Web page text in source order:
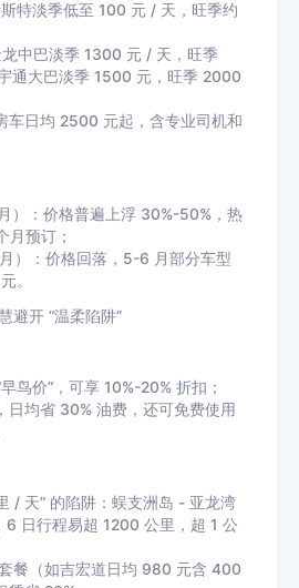
特淡季低至 100 元 / 天，旺季约
中巴淡季 1300 元 / 天，旺季
通大巴淡季 1500 元，旺季 2000
车日均 2500 元起，含专业司机和
）：价格普遍上浮 30%-50%，热
月预订；
）：价格回落，5-6 月部分车型
。
避开 “温柔陷阱”
鸟价”，可享 10%-20% 折扣；
日均省 30% 油费，还可免费使用
/ 天” 的陷阱：蜈支洲岛 - 亚龙湾
日行程易超 1200 公里，超 1 公
餐（如吉宏道日均 980 元含 400